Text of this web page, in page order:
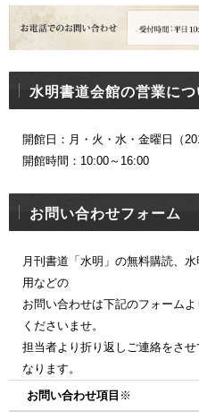
水明書道会館の営業につ
開館日：月・火・水・金曜日（
開館時間：10:00～16:00
お問い合わせフォーム
月刊書道「水明」の無料購読、
用などの
お問い合わせは下記のフォーム
くださいませ。
担当者より折り返しご連絡をさ
なります。
お問い合わせ項目 ※